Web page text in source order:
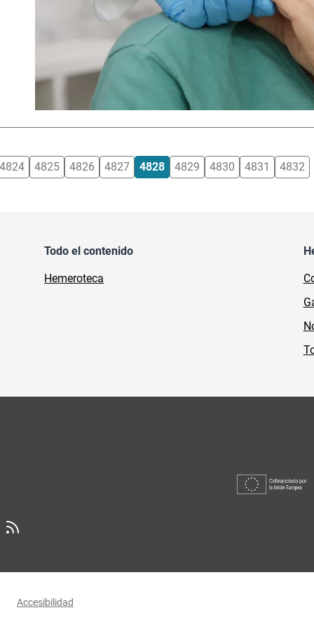
4825 4826 4827 4828 4829 4830 4831 4832
Todo el contenido
Hemeroteca
Accesibilidad